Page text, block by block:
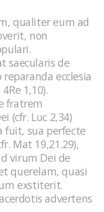
qualiter eum ad
non
saecularis de
ecclesia
1,10).
fratrem
(cfr. Luc 2,34)
fuit, sua perfecte
Mat 19,21.29),
virum Dei de
querelam, quasi
exstiterit.
advertens